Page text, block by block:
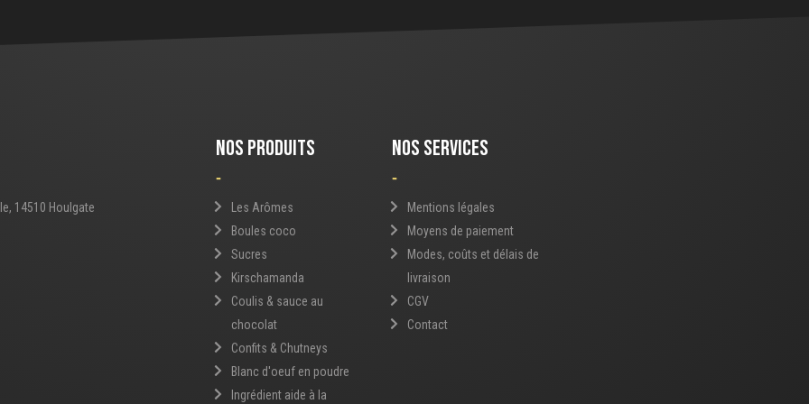
14510 Houlgate
NOS PRODUITS
-
Les Arômes
Boules coco
Sucres
Kirschamanda
Coulis & sauce au
chocolat
Confits & Chutneys
Blanc d'oeuf en poudre
Ingrédient aide à la
NOS SERVICES
-
Mentions légales
Moyens de paiement
Modes, coûts et délais de
livraison
CGV
Contact